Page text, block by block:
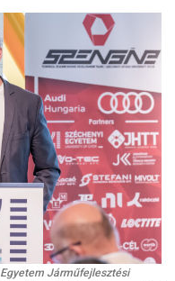
Járműfejlesztési